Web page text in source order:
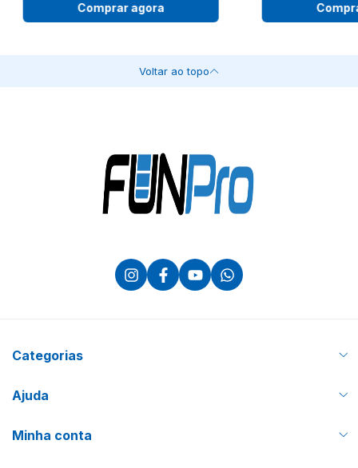
Comprar agora
Voltar ao topo
Categorias
Ajuda
Minha conta